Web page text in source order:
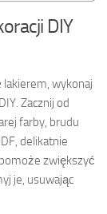
DIY
lakierem, wykonaj
Zacznij od
farby, brudu
delikatnie
zwiększyć
je, usuwając